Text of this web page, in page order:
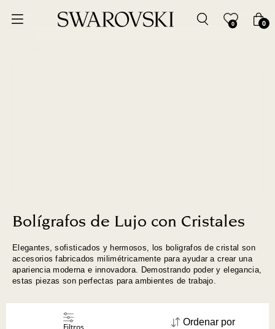
0 0
Bolígrafos de Lujo con Cristales
Elegantes, sofisticados y hermosos, los boligrafos de cristal son
accesorios fabricados milimétricamente para ayudar a crear una
apariencia moderna e innovadora. Demostrando poder y elegancia,
estas piezas son perfectas para ambientes de trabajo.
Ordenar por